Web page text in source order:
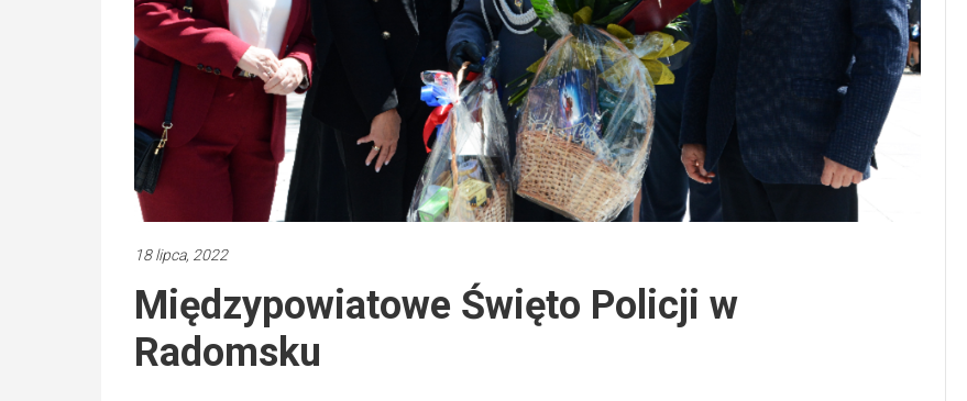
18 lipca, 2022
Międzypowiatowe Święto Policji w
Radomsku